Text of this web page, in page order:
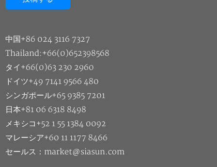
中国+86 024 3116 7327
Thailand:+66(0)652398568
タイ+66(0)63 230 2960
ドイツ+49 7141 9566 480
シンガポール+65 9385 7201
日本+81 06 6318 8498
メキシコ+52 1 55 1384 0092
マレーシア+60 11 1177 8466
セールス：market@siasun.com